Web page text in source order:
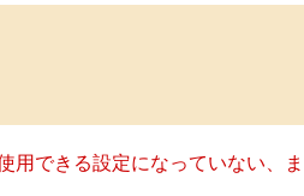
用できる設定になっていない、